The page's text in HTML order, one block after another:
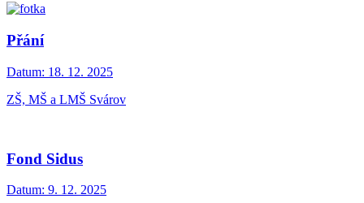
Přání
Datum: 18. 12. 2025
ZŠ, MŠ a LMŠ Svárov
Fond Sidus
Datum: 9. 12. 2025